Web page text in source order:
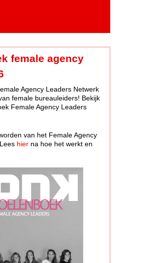
female agency
Agency Leaders Netwerk
female bureauleiders! Bekijk
Female Agency Leaders
van het Female Agency
hier na hoe het werkt en